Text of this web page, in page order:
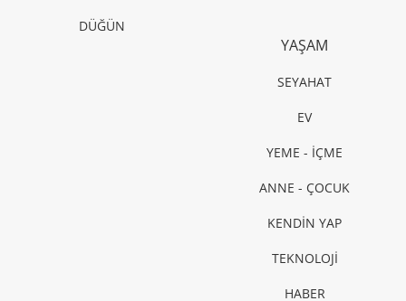
DÜĞÜN
YAŞAM
SEYAHAT
EV
YEME - İÇME
ANNE - ÇOCUK
KENDİN YAP
TEKNOLOJİ
HABER